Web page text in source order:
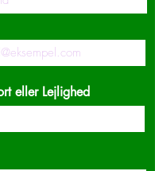
eller Lejlighed